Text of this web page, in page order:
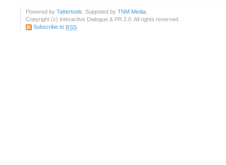
Powered by Tattertools . Suppoted by TNM Media
Copyright (c) Interactive Dialogue & PR 2.0. All rights reserved.
Subscribe to RSS